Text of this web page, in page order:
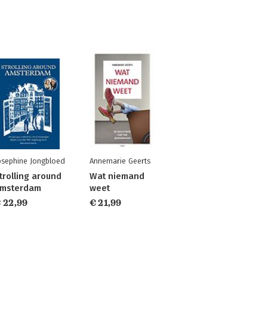
Jongbloed
around
22,99
Annemarie Geerts
Wat niemand
weet
€ 21,99